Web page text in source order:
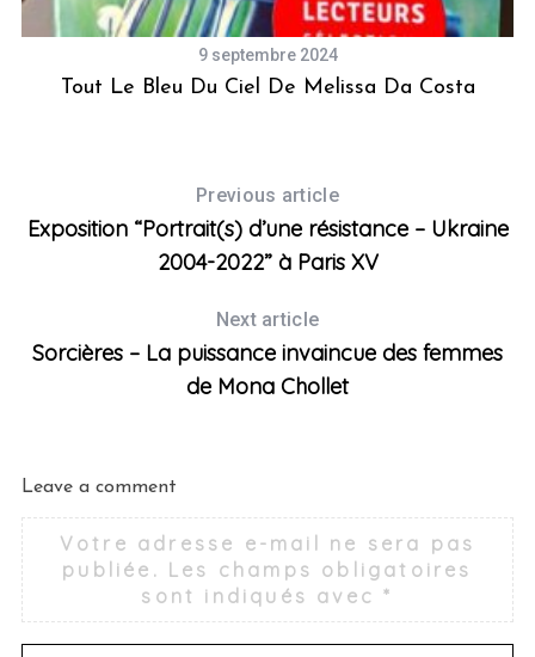
9 septembre 2024
Tout Le Bleu Du Ciel De Melissa Da Costa
Previous article
Exposition “Portrait(s) d’une résistance – Ukraine
2004-2022” à Paris XV
Next article
Sorcières – La puissance invaincue des femmes
de Mona Chollet
Leave a comment
Votre adresse e-mail ne sera pas
publiée. Les champs obligatoires
sont indiqués avec*